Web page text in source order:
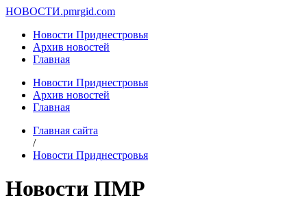
НОВОСТИ.pmrgid.com
Новости Приднестровья
Архив новостей
Главная
Новости Приднестровья
Архив новостей
Главная
Главная сайта
/
Новости Приднестровья
Новости ПМР